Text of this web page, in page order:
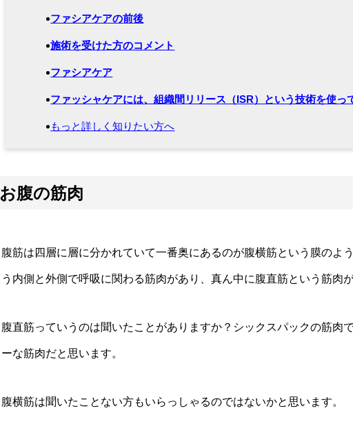
ファシアケアの前後
施術を受けた方のコメント
ファシアケア
ファッシャケアには、組織間リリース（ISR）という技術を使っ
もっと詳しく知りたい方へ
お腹の筋肉
腹筋は四層に層に分かれていて一番奥にあるのが腹横筋という膜のよ
う内側と外側で呼吸に関わる筋肉があり、真ん中に腹直筋という筋肉が
腹直筋っていうのは聞いたことがありますか？シックスパックの筋肉
ーな筋肉だと思います。
腹横筋は聞いたことない方もいらっしゃるのではないかと思います。